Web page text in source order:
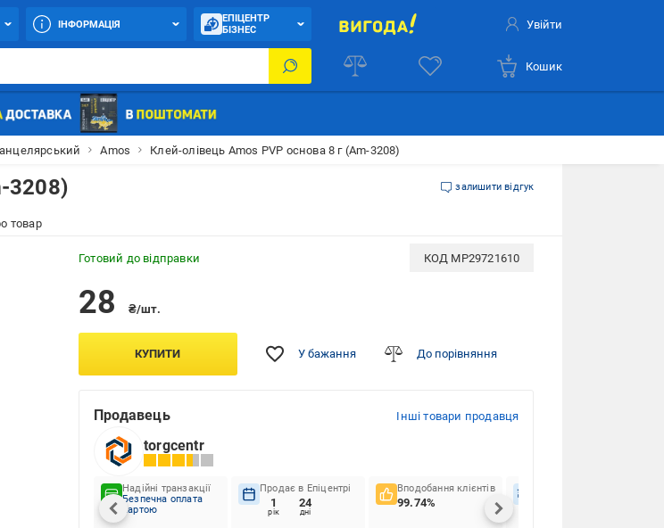
ІНФОРМАЦІЯ
ЕПІЦЕНТР
БІЗНЕС
Увійти
Кошик
Amos Клей-олівець Amos PVP основа 8 г (Am-3208)
3208) залишити відгук
товар
Готовий до відправки КОД MP29721610
28 ₴/шт.
КУПИТИ У бажання До порівняння
Продавець Інші товари продавця
torgcentr
Надійні транзакції
Безпечна оплата
картою
Продає в Епіцентрі
1
рік
24
дні
Вподобання клієнтів
99.74%